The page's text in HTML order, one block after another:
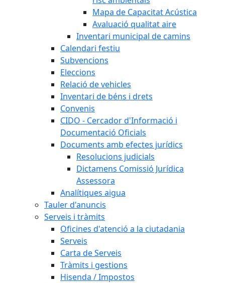
Mapa de Capacitat Acústica
Avaluació qualitat aire
Inventari municipal de camins
Calendari festiu
Subvencions
Eleccions
Relació de vehicles
Inventari de béns i drets
Convenis
CIDO - Cercador d'Informació i
Documentació Oficials
Documents amb efectes jurídics
Resolucions judicials
Dictamens Comissió Jurídica
Assessora
Analítiques aigua
Tauler d'anuncis
Serveis i tràmits
Oficines d'atenció a la ciutadania
Serveis
Carta de Serveis
Tràmits i gestions
Hisenda / Impostos